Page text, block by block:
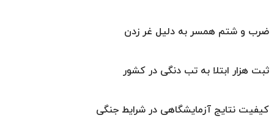
ضرب و شتم همسر به دلیل غر زدن
ثبت هزار ابتلا به تب دنگی در کشور
کیفیت نتایج آزمایشگاهی در شرایط جنگی